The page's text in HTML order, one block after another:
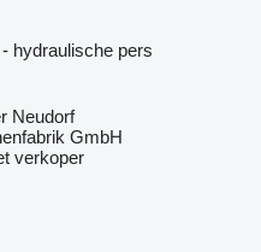
hydraulische pers
Neudorf
GmbH
verkoper